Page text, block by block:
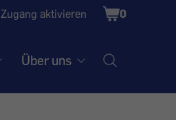
Zugang aktivieren
Shopping
Cart
0
Über uns